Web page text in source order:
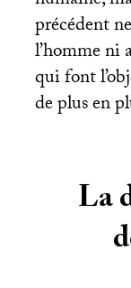
précédent
l’homme ni
qui font
de plus en
La